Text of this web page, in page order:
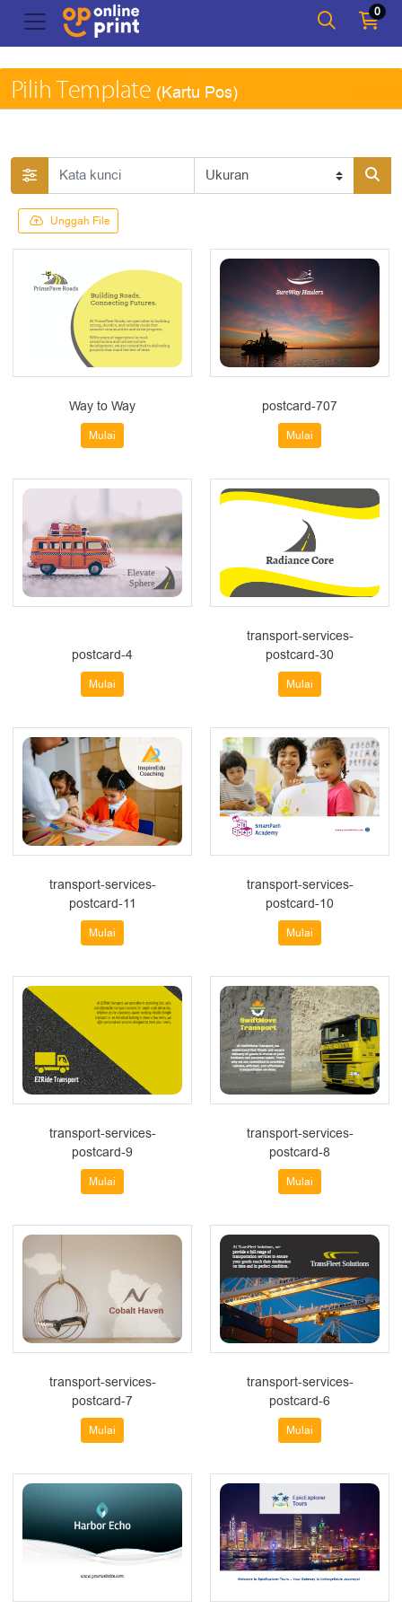
0
Pilih Template (Kartu Pos)
Unggah File
Way to Way
Mulai
postcard-707
Mulai
postcard-4
Mulai
transport-services-
postcard-30
Mulai
transport-services-
postcard-11
Mulai
transport-services-
postcard-10
Mulai
transport-services-
postcard-9
Mulai
transport-services-
postcard-8
Mulai
transport-services-
postcard-7
Mulai
transport-services-
postcard-6
Mulai